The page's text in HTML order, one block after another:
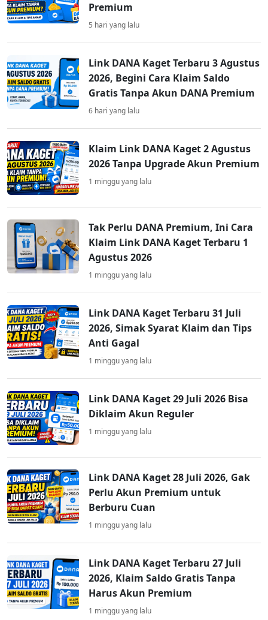
Premium
5 hari yang lalu
Link DANA Kaget Terbaru 3 Agustus
2026, Begini Cara Klaim Saldo
Gratis Tanpa Akun DANA Premium
6 hari yang lalu
Klaim Link DANA Kaget 2 Agustus
2026 Tanpa Upgrade Akun Premium
1 minggu yang lalu
Tak Perlu DANA Premium, Ini Cara
Klaim Link DANA Kaget Terbaru 1
Agustus 2026
1 minggu yang lalu
Link DANA Kaget Terbaru 31 Juli
2026, Simak Syarat Klaim dan Tips
Anti Gagal
1 minggu yang lalu
Link DANA Kaget 29 Juli 2026 Bisa
Diklaim Akun Reguler
1 minggu yang lalu
Link DANA Kaget 28 Juli 2026, Gak
Perlu Akun Premium untuk
Berburu Cuan
1 minggu yang lalu
Link DANA Kaget Terbaru 27 Juli
2026, Klaim Saldo Gratis Tanpa
Harus Akun Premium
1 minggu yang lalu